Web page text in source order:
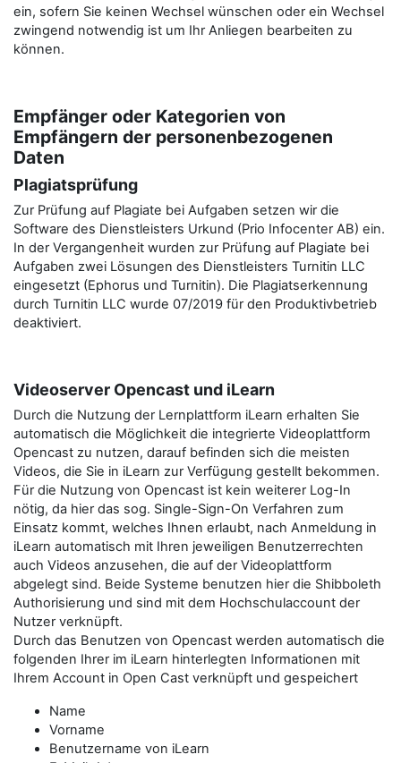
ein, sofern Sie keinen Wechsel wünschen oder ein Wechsel
zwingend notwendig ist um Ihr Anliegen bearbeiten zu
können.
Empfänger oder Kategorien von
Empfängern der personenbezogenen
Daten
Plagiatsprüfung
Zur Prüfung auf Plagiate bei Aufgaben setzen wir die
Software des Dienstleisters Urkund (Prio Infocenter AB) ein.
In der Vergangenheit wurden zur Prüfung auf Plagiate bei
Aufgaben zwei Lösungen des Dienstleisters Turnitin LLC
eingesetzt (Ephorus und Turnitin). Die Plagiatserkennung
durch Turnitin LLC wurde 07/2019 für den Produktivbetrieb
deaktiviert.
Videoserver Opencast und iLearn
Durch die Nutzung der Lernplattform iLearn erhalten Sie
automatisch die Möglichkeit die integrierte Videoplattform
Opencast zu nutzen, darauf befinden sich die meisten
Videos, die Sie in iLearn zur Verfügung gestellt bekommen.
Für die Nutzung von Opencast ist kein weiterer Log-In
nötig, da hier das sog. Single-Sign-On Verfahren zum
Einsatz kommt, welches Ihnen erlaubt, nach Anmeldung in
iLearn automatisch mit Ihren jeweiligen Benutzerrechten
auch Videos anzusehen, die auf der Videoplattform
abgelegt sind. Beide Systeme benutzen hier die Shibboleth
Authorisierung und sind mit dem Hochschulaccount der
Nutzer verknüpft.
Durch das Benutzen von Opencast werden automatisch die
folgenden Ihrer im iLearn hinterlegten Informationen mit
Ihrem Account in Open Cast verknüpft und gespeichert
Name
Vorname
Benutzername von iLearn